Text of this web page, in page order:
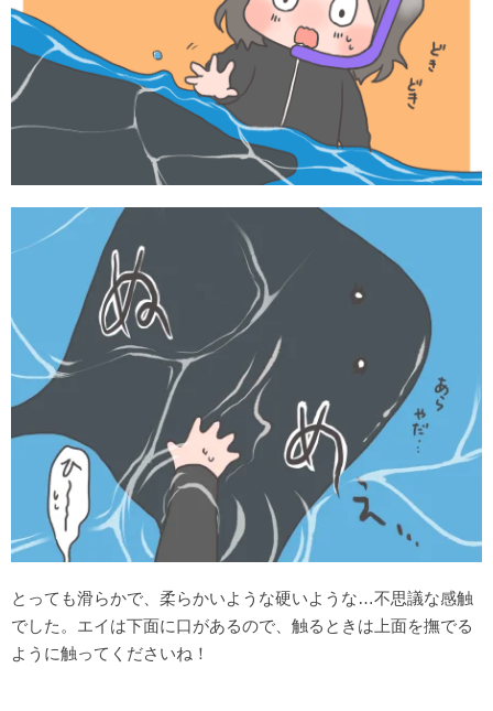
とっても滑らかで、柔らかいような硬いような…不思議な感触
でした。エイは下面に口があるので、触るときは上面を撫でる
ように触ってくださいね！